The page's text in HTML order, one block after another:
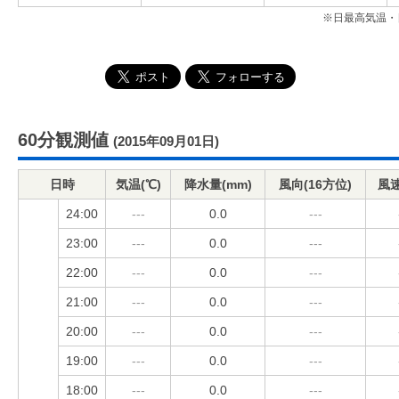
※日最高気温・
60分観測値 (2015年09月01日)
日時 気温(℃) 降水量(mm) 風向(16方位) 風
24:00 --- 0.0 ---
23:00 --- 0.0 ---
22:00 --- 0.0 ---
21:00 --- 0.0 ---
20:00 --- 0.0 ---
19:00 --- 0.0 ---
18:00 --- 0.0 ---